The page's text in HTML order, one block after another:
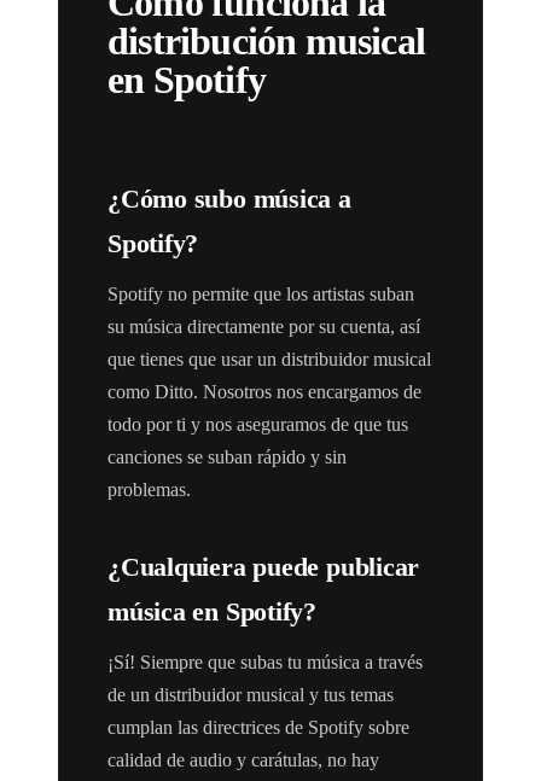
distribución musical
en Spotify
¿Cómo subo música a
Spotify?
Spotify no permite que los artistas suban
su música directamente por su cuenta, así
que tienes que usar un distribuidor musical
como Ditto. Nosotros nos encargamos de
todo por ti y nos aseguramos de que tus
canciones se suban rápido y sin
problemas.
¿Cualquiera puede publicar
música en Spotify?
¡Sí! Siempre que subas tu música a través
de un distribuidor musical y tus temas
cumplan las directrices de Spotify sobre
calidad de audio y carátulas, no hay